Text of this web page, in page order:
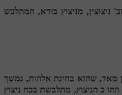
ניצוצין, מניצוץ בורא, המתלבש
מאד, שהוא בחינת אלהות, נמשך
כ הניצוץ, מתלבשת בכח ניצוץ